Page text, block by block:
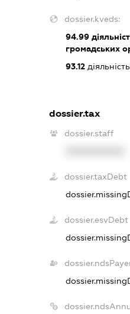
dossier.kveds:
94.99
громадських
93.12
dossier.tax
dossier.staff
dossier.taxDebt
dossier.esvDebt